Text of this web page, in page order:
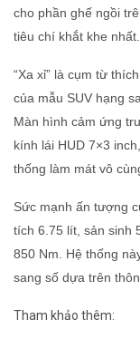
cho phần ghế ngồi
tiêu chí khắt khe nhất.
“Xa xỉ” là cụm từ
của mẫu SUV hạng
Màn hình cảm ứng
kính lái HUD 7×3
thống làm mát vô
Sức mạnh ấn tượng
tích 6.75 lít, sản sinh
850 Nm. Hệ thống
sang số dựa trên
Tham khảo thêm: